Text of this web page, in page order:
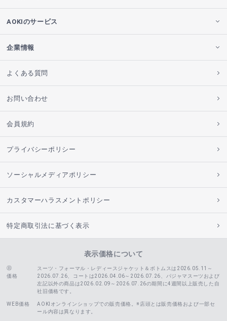
AOKIのサービス
企業情報
よくある質問
お問い合わせ
会員規約
プライバシーポリシー
ソーシャルメディアポリシー
カスタマーハラスメントポリシー
特定商取引法に基づく表示
表示価格について
価格
スーツ・フォーマル・レディースジャケット＆ボトムスは2026.05.11～
2026.07.26、コートは2026.04.06～2026.07.26、
パジャマスーツおよび
左記以外の商品は2026.02.09～2026.07.26の期間に4週間以上販売した自
社旧価格です。
WEB価格
AOKIオンラインショップでの販売価格。※店頭とは販売価格および一部セ
ール内容は異なります。